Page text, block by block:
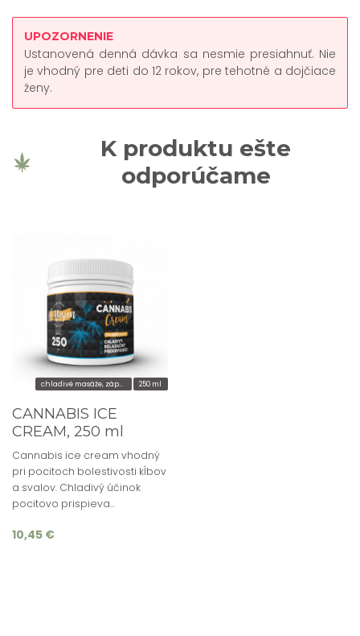
UPOZORNENIE
Ustanovená denná dávka sa nesmie presiahnuť. Nie
je vhodný pre deti do 12 rokov, pre tehotné a dojčiace
ženy.
K produktu ešte
odporúčame
chladivé masáže, zápaly 250 ml
CANNABIS ICE
CREAM, 250 ml
Cannabis ice cream vhodný
pri pocitoch bolestivosti kĺbov
a svalov. Chladivý účinok
pocitovo prispieva...
10,45 €